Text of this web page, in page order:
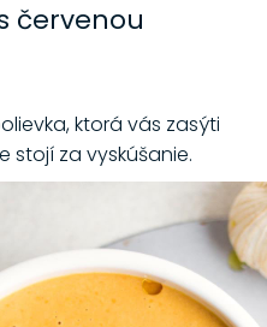
červenou
ktorá vás zasýti
stojí za vyskúšanie.